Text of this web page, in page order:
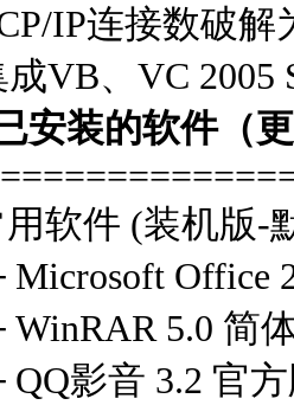
IP连接数破
VB、VC 2005
安装的软件（
软件 (装机版-
Microsoft Office
WinRAR 5.0 简
QQ影音 3.2 官